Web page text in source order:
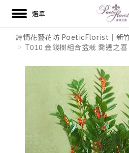
詩情花藝花坊 PoeticFlorist｜新
T010 金錢樹組合盆栽 喬遷之